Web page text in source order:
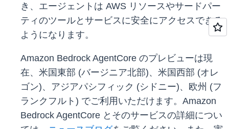
き、エージェントは AWS リソースやサードパー
ティのツールとサービスに安全にアクセスできる
ようになります。
Amazon Bedrock AgentCore のプレビューは現
在、米国東部 (バージニア北部)、米国西部 (オレ
ゴン)、アジアパシフィック (シドニー)、欧州 (フ
ランクフルト) でご利用いただけます。Amazon
Bedrock AgentCore とそのサービスの詳細につい